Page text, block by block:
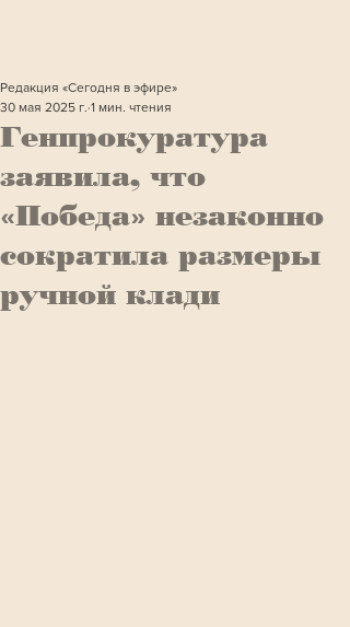
Генпрокуратура
заявила, что
«Победа» незаконно
сократила размеры
ручной клади
Редакция «Сегодня в эфире»
30 мая 2025 г. 1 мин. чтения